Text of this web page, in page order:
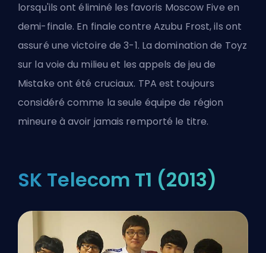
lorsqu'ils ont éliminé les favoris Moscow Five en
demi-finale. En finale contre Azubu Frost, ils ont
assuré une victoire de 3-1. La domination de Toyz
sur la voie du milieu et les appels de jeu de
Mistake ont été cruciaux. TPA est toujours
considéré comme la seule équipe de région
mineure à avoir jamais remporté le titre.
SK Telecom T1 (2013)